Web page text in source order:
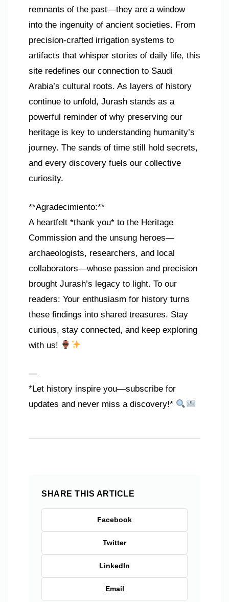
remnants of the past—they are a window
into the ingenuity of ancient societies. From
precision-crafted irrigation systems to
artifacts that whisper stories of daily life, this
site redefines our connection to Saudi
Arabia’s cultural roots. As layers of history
continue to unfold, Jurash stands as a
powerful reminder of why preserving our
heritage is key to understanding humanity’s
journey. The sands of time still hold secrets,
and every discovery fuels our collective
curiosity.
**Agradecimiento:**
A heartfelt *thank you* to the Heritage
Commission and the unsung heroes—
archaeologists, researchers, and local
collaborators—whose passion and precision
brought Jurash’s legacy to light. To our
readers: Your enthusiasm for history turns
these findings into shared treasures. Stay
curious, stay connected, and keep exploring
with us!
—
*Let history inspire you—subscribe for
updates and never miss a discovery!*
SHARE THIS ARTICLE
Facebook
Twitter
LinkedIn
Email